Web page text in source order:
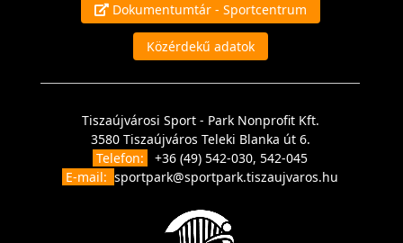
Dokumentumtár - Sportcentrum
Közérdekű adatok
Tiszaújvárosi Sport - Park Nonprofit Kft.
3580 Tiszaújváros Teleki Blanka út 6.
Telefon:
+36 (49) 542-030, 542-045
E-mail: sportpark@sportpark.tiszaujvaros.hu